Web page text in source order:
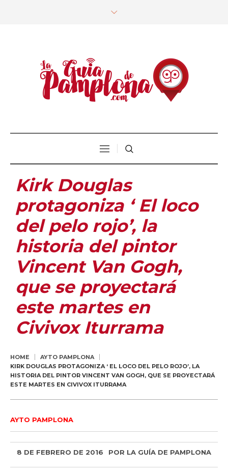
Kirk Douglas
protagoniza ‘ El loco
del pelo rojo’, la
historia del pintor
Vincent Van Gogh,
que se proyectará
este martes en
Civivox Iturrama
HOME
AYTO PAMPLONA
KIRK DOUGLAS PROTAGONIZA ‘ EL LOCO DEL PELO ROJO’, LA
HISTORIA DEL PINTOR VINCENT VAN GOGH, QUE SE PROYECTARÁ
ESTE MARTES EN CIVIVOX ITURRAMA
AYTO PAMPLONA
8 DE FEBRERO DE 2016 POR LA GUÍA DE PAMPLONA